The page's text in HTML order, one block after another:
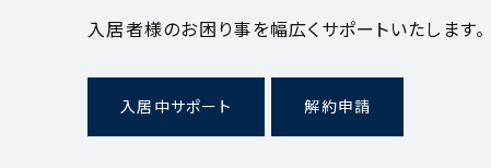
入居者様のお困り事を幅広くサポートいたします。
入居中サポート 解約申請